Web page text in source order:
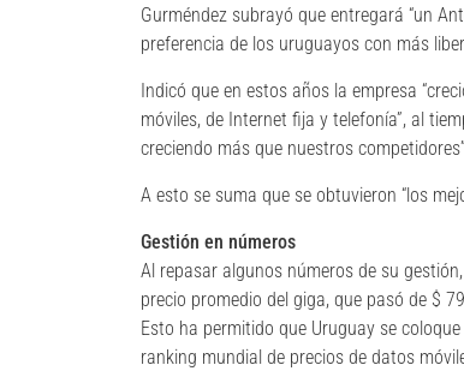
Gurméndez subrayó que entregará “un
preferencia de los uruguayos con más
Indicó que en estos años la empresa
móviles, de Internet fija y telefonía”, al
creciendo más que nuestros
A esto se suma que se obtuvieron “los
Gestión en números
Al repasar algunos números de su
precio promedio del giga, que pasó de $
Esto ha permitido que Uruguay se
ranking mundial de precios de datos